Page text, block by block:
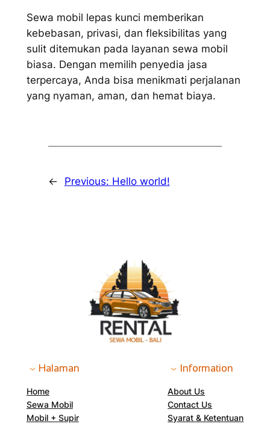
Sewa mobil lepas kunci memberikan
kebebasan, privasi, dan fleksibilitas yang
sulit ditemukan pada layanan sewa mobil
biasa. Dengan memilih penyedia jasa
terpercaya, Anda bisa menikmati perjalanan
yang nyaman, aman, dan hemat biaya.
← Previous: Hello world!
Halaman
Home
Sewa Mobil
Mobil + Supir
Information
About Us
Contact Us
Syarat & Ketentuan